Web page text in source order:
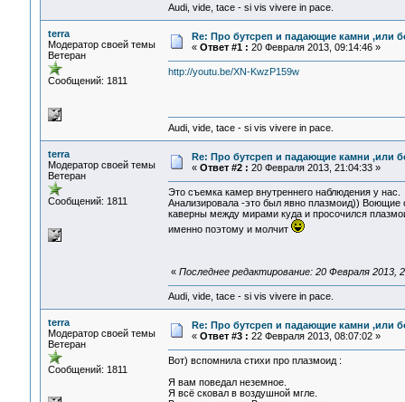
Audi, vide, tace - si vis vivere in pace.
terra
Модератор своей темы
Ветеран
Сообщений: 1811
Re: Про бутсреп и падающие камни ,или
« Ответ #1 : 20 Февраля 2013, 09:14:46 »
http://youtu.be/XN-KwzP159w
Audi, vide, tace - si vis vivere in pace.
terra
Модератор своей темы
Ветеран
Сообщений: 1811
Re: Про бутсреп и падающие камни ,или
« Ответ #2 : 20 Февраля 2013, 21:04:33 »
Это съемка камер внутреннего наблюдения у нас.
Анализировала -это был явно плазмоид))
каверны между мирами куда и просочился
именно поэтому и молчит
« Последнее редактирование: 20 Февраля 2013,
Audi, vide, tace - si vis vivere in pace.
terra
Модератор своей темы
Ветеран
Сообщений: 1811
Re: Про бутсреп и падающие камни ,или
« Ответ #3 : 22 Февраля 2013, 08:07:02 »
Вот) вспомнила стихи про плазмоид :
Я вам поведал неземное.
Я всё сковал в воздушной мгле.